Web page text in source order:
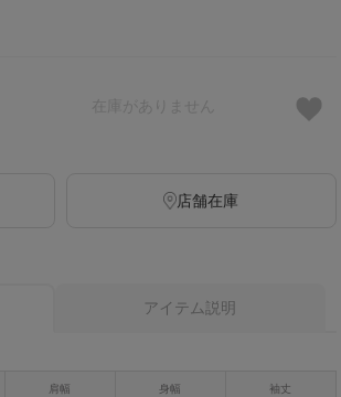
店舗在庫
アイテム説明
肩幅 身幅 袖丈